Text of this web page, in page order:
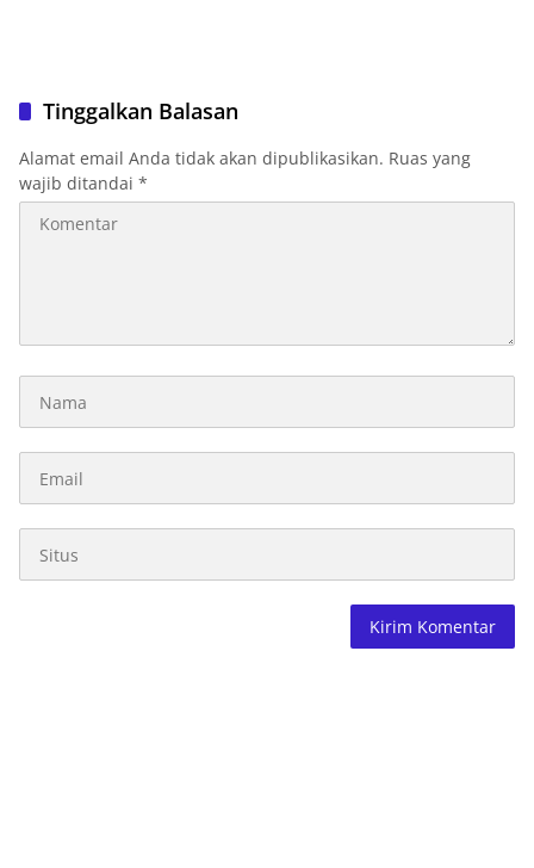
Tinggalkan Balasan
Alamat email Anda tidak akan dipublikasikan. Ruas yang
wajib ditandai *